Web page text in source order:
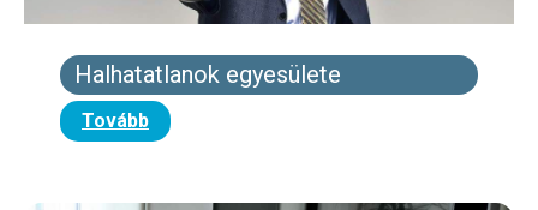
Halhatatlanok egyesülete
Tovább